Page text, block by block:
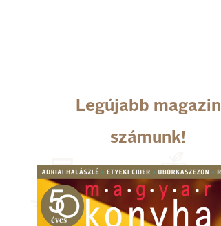
Legújabb magazin
számunk!